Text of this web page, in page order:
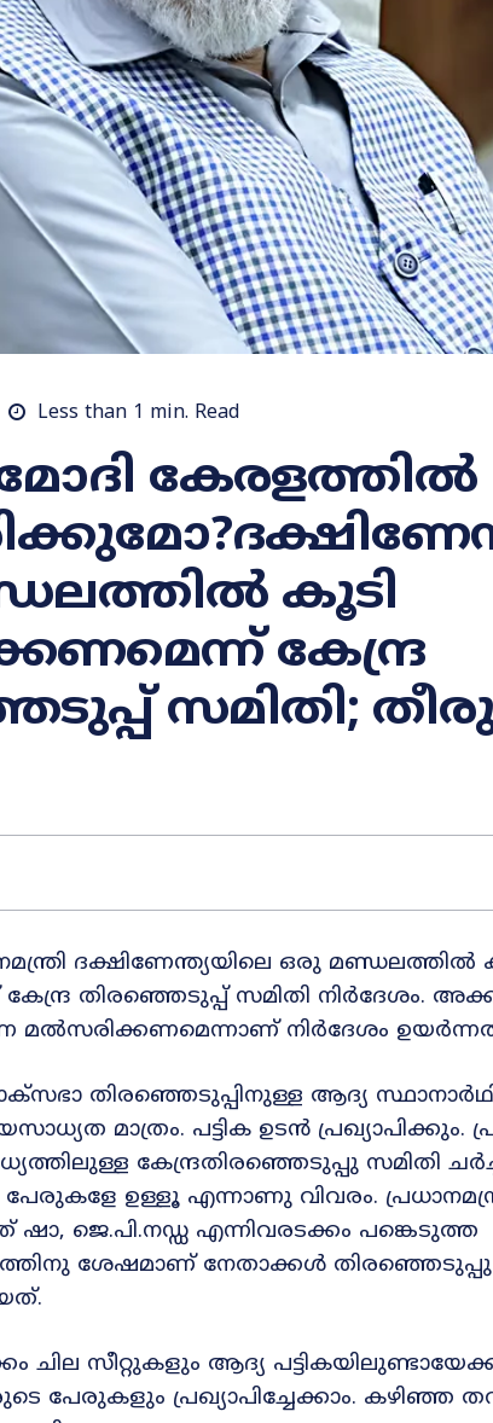
Less than 1 min. Read
മോദി കേരളത്തിൽ
കൂടി
കേന്ദ്ര
സമിതി;
ദക്ഷിണേന്ത്യയിലെ ഒരു മണ്ഡലത്തിൽ
തിരഞ്ഞെടുപ്പ് സമിതി നിർദേശം.
മൽസരിക്കണമെന്നാണ് നിർദേശം
തിരഞ്ഞെടുപ്പിനുള്ള ആദ്യ
മാത്രം. പട്ടിക ഉടൻ പ്രഖ്യാപിക്കും.
കേന്ദ്രതിരഞ്ഞെടുപ്പു സമിതി
പേരുകളേ ഉള്ളൂ എന്നാണു വിവരം.
ജെ.പി.നഡ്ഡ എന്നിവരടക്കം പങ്കെടുത്ത
ശേഷമാണ് നേതാക്കൾ തിരഞ്ഞെടുപ്പു
ചില സീറ്റുകളും ആദ്യ
പേരുകളും പ്രഖ്യാപിച്ചേക്കാം. കഴിഞ്ഞ